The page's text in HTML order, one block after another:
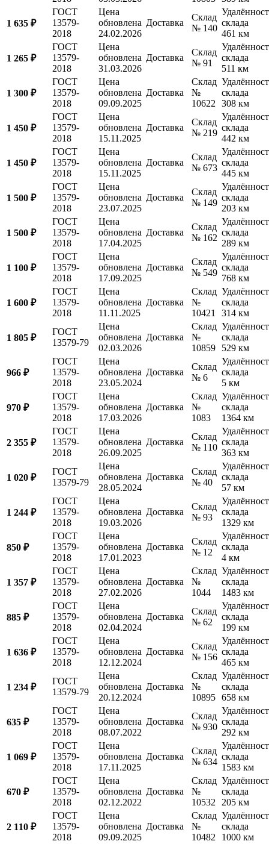
1 635 ₽
ГОСТ
13579-
2018
Цена
обновлена
24.02.2026
Доставка
Склад
№ 140
склада
461 км
1 265 ₽
ГОСТ
13579-
2018
Цена
обновлена
31.03.2026
Доставка
Склад
№ 91
склада
511 км
1 300 ₽
ГОСТ
13579-
2018
Цена
обновлена
09.09.2025
Доставка
Склад
№
10622
склада
308 км
1 450 ₽
ГОСТ
13579-
2018
Цена
обновлена
15.11.2025
Доставка
Склад
№ 219
склада
442 км
1 450 ₽
ГОСТ
13579-
2018
Цена
обновлена
15.11.2025
Доставка
Склад
№ 673
склада
445 км
1 500 ₽
ГОСТ
13579-
2018
Цена
обновлена
23.07.2025
Доставка
Склад
№ 149
склада
203 км
1 500 ₽
ГОСТ
13579-
2018
Цена
обновлена
17.04.2025
Доставка
Склад
№ 162
склада
289 км
1 100 ₽
ГОСТ
13579-
2018
Цена
обновлена
17.09.2025
Доставка
Склад
№ 549
склада
768 км
1 600 ₽
ГОСТ
13579-
2018
Цена
обновлена
11.11.2025
Доставка
Склад
№
10421
склада
314 км
1 805 ₽
ГОСТ
13579-79
Цена
обновлена
02.03.2026
Доставка
Склад
№
10859
склада
529 км
966 ₽
ГОСТ
13579-
2018
Цена
обновлена
23.05.2024
Доставка
Склад
№ 6
склада
5 км
970 ₽
ГОСТ
13579-
2018
Цена
обновлена
17.03.2026
Доставка
Склад
№
1083
склада
1364 км
2 355 ₽
ГОСТ
13579-
2018
Цена
обновлена
26.09.2025
Доставка
Склад
№ 110
склада
363 км
1 020 ₽
ГОСТ
13579-79
Цена
обновлена
28.05.2024
Доставка
Склад
№ 40
склада
57 км
1 244 ₽
ГОСТ
13579-
2018
Цена
обновлена
19.03.2026
Доставка
Склад
№ 93
склада
1329 км
850 ₽
ГОСТ
13579-
2018
Цена
обновлена
17.01.2023
Доставка
Склад
№ 12
склада
4 км
1 357 ₽
ГОСТ
13579-
2018
Цена
обновлена
27.02.2026
Доставка
Склад
№
1044
склада
1483 км
885 ₽
ГОСТ
13579-
2018
Цена
обновлена
02.04.2024
Доставка
Склад
№ 62
склада
199 км
1 636 ₽
ГОСТ
13579-
2018
Цена
обновлена
12.12.2024
Доставка
Склад
№ 156
склада
465 км
1 234 ₽
ГОСТ
13579-79
Цена
обновлена
20.12.2024
Доставка
Склад
№
10895
склада
658 км
635 ₽
ГОСТ
13579-
2018
Цена
обновлена
08.07.2022
Доставка
Склад
№ 930
склада
292 км
1 069 ₽
ГОСТ
13579-
2018
Цена
обновлена
17.11.2025
Доставка
Склад
№ 634
склада
1583 км
670 ₽
ГОСТ
13579-
2018
Цена
обновлена
02.12.2022
Доставка
Склад
№
10532
склада
205 км
2 110 ₽
ГОСТ
13579-
2018
Цена
обновлена
09.09.2025
Доставка
Склад
№
10482
склада
1000 км